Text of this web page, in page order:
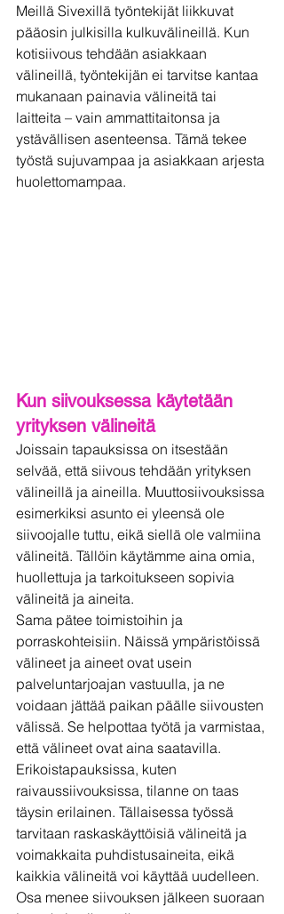
Meillä Sivexillä työntekijät liikkuvat
pääosin julkisilla kulkuvälineillä. Kun
kotisiivous tehdään asiakkaan
välineillä, työntekijän ei tarvitse kantaa
mukanaan painavia välineitä tai
laitteita – vain ammattitaitonsa ja
ystävällisen asenteensa. Tämä tekee
työstä sujuvampaa ja asiakkaan arjesta
huolettomampaa.
Kun siivouksessa käytetään
yrityksen välineitä
Joissain tapauksissa on itsestään
selvää, että siivous tehdään yrityksen
välineillä ja aineilla. Muuttosiivouksissa
esimerkiksi asunto ei yleensä ole
siivoojalle tuttu, eikä siellä ole valmiina
välineitä. Tällöin käytämme aina omia,
huollettuja ja tarkoitukseen sopivia
välineitä ja aineita.
Sama pätee toimistoihin ja
porraskohteisiin. Näissä ympäristöissä
välineet ja aineet ovat usein
palveluntarjoajan vastuulla, ja ne
voidaan jättää paikan päälle siivousten
välissä. Se helpottaa työtä ja varmistaa,
että välineet ovat aina saatavilla.
Erikoistapauksissa, kuten
raivaussiivouksissa, tilanne on taas
täysin erilainen. Tällaisessa työssä
tarvitaan raskaskäyttöisiä välineitä ja
voimakkaita puhdistusaineita, eikä
kaikkia välineitä voi käyttää uudelleen.
Osa menee siivouksen jälkeen suoraan